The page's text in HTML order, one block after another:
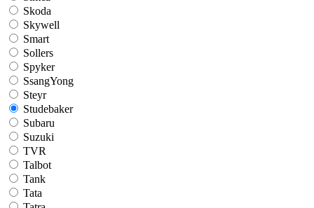
Skoda
Skywell
Smart
Sollers
Spyker
SsangYong
Steyr
Studebaker
Subaru
Suzuki
TVR
Talbot
Tank
Tata